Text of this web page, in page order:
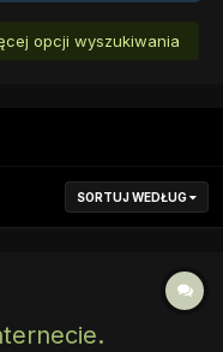
opcji wyszukiwania
SORTUJ WEDŁUG